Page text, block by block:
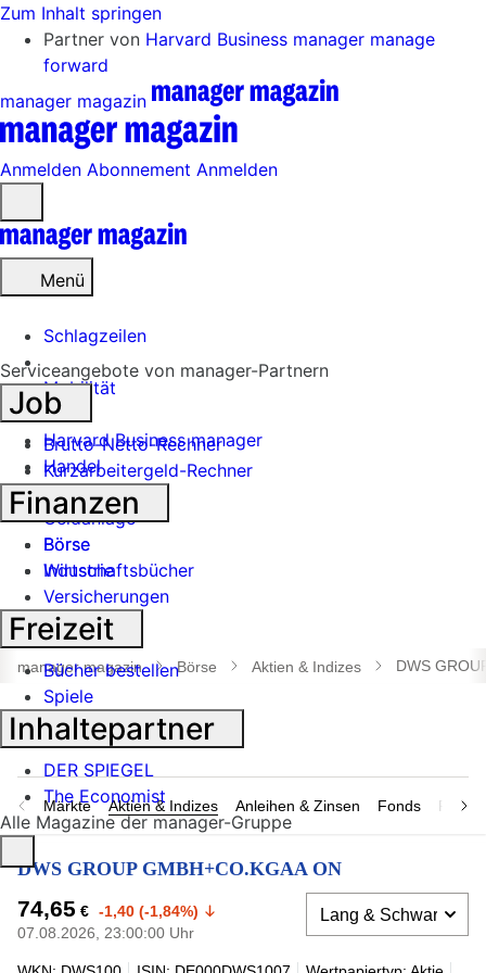
Zum Inhalt springen
Partner von Harvard Business manager manage
forward
manager magazin
Anmelden Abonnement Anmelden
öffnen
Menü
Schlagzeilen
Mobilität
Tech
Harvard Business manager
Handel
Banken
Geldanlage
Börse
Industrie
Suche
öffnen
manager magazin Börse Aktien & Indizes DWS
Märkte Aktien & Indizes Anleihen & Zinsen Fonds
DWS GROUP GMBH+CO.KGAA ON
74,65 € -1,40 (-1,84%)
07.08.2026, 23:00:00 Uhr
Serviceangebote von manager-Partnern
Job
Brutto-Netto-Rechner
Kurzarbeitergeld-Rechner
Finanzen
Börse
Wirtschaftsbücher
Versicherungen
Freizeit
Bücher bestellen
Spiele
Inhaltepartner
DER SPIEGEL
The Economist
Alle Magazine der manager-Gruppe